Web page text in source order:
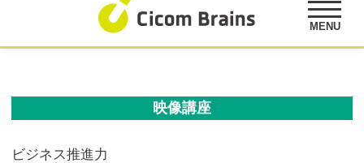
MENU
公開講座 事例紹介 オピニオンズ
デジタルラーニングサイト
映像講座
ビジネス推進力